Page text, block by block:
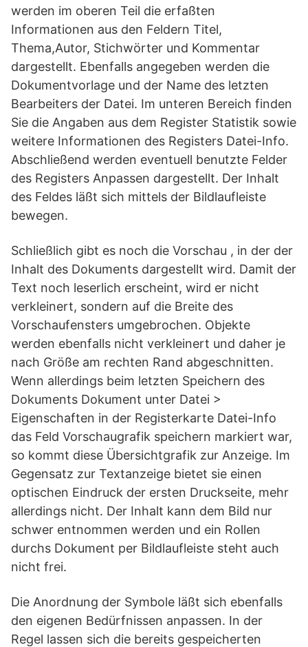
werden im oberen Teil die erfaßten
Informationen aus den Feldern Titel,
Thema,Autor, Stichwörter und Kommentar
dargestellt. Ebenfalls angegeben werden die
Dokumentvorlage und der Name des letzten
Bearbeiters der Datei. Im unteren Bereich finden
Sie die Angaben aus dem Register Statistik sowie
weitere Informationen des Registers Datei-Info.
Abschließend werden eventuell benutzte Felder
des Registers Anpassen dargestellt. Der Inhalt
des Feldes läßt sich mittels der Bildlaufleiste
bewegen.
Schließlich gibt es noch die Vorschau , in der der
Inhalt des Dokuments dargestellt wird. Damit der
Text noch leserlich erscheint, wird er nicht
verkleinert, sondern auf die Breite des
Vorschaufensters umgebrochen. Objekte
werden ebenfalls nicht verkleinert und daher je
nach Größe am rechten Rand abgeschnitten.
Wenn allerdings beim letzten Speichern des
Dokuments Dokument unter Datei >
Eigenschaften in der Registerkarte Datei-Info
das Feld Vorschaugrafik speichern markiert war,
so kommt diese Übersichtgrafik zur Anzeige. Im
Gegensatz zur Textanzeige bietet sie einen
optischen Eindruck der ersten Druckseite, mehr
allerdings nicht. Der Inhalt kann dem Bild nur
schwer entnommen werden und ein Rollen
durchs Dokument per Bildlaufleiste steht auch
nicht frei.
Die Anordnung der Symbole läßt sich ebenfalls
den eigenen Bedürfnissen anpassen. In der
Regel lassen sich die bereits gespeicherten